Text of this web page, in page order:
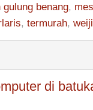
gulung benang,
, termurah,
di